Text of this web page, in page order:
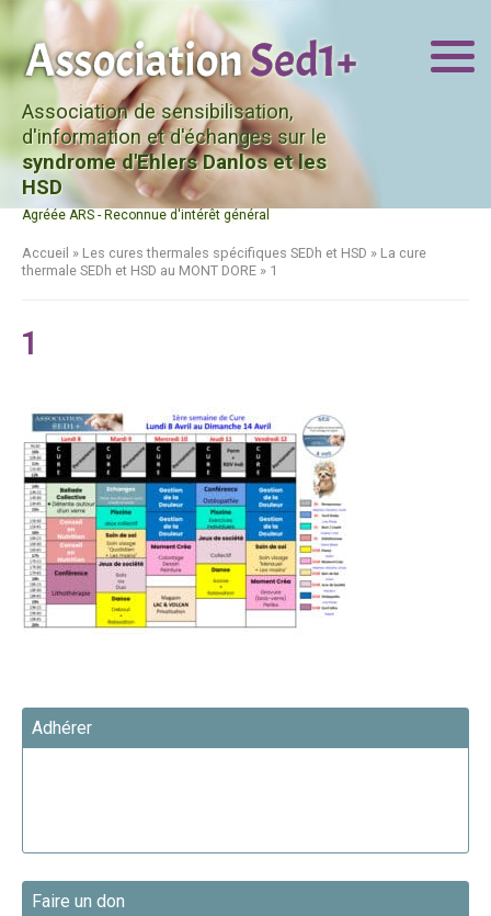
Association de sensibilisation,
d'information et d'échanges sur le
syndrome d'Ehlers Danlos et les
HSD
Agréée ARS - Reconnue d'intérêt général
Accueil » Les cures thermales spécifiques SEDh et HSD » La cure
thermale SEDh et HSD au MONT DORE » 1
1
Adhérer
Faire un don